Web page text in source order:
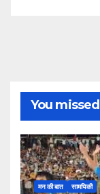
You missed
मन की बात सामयिकी